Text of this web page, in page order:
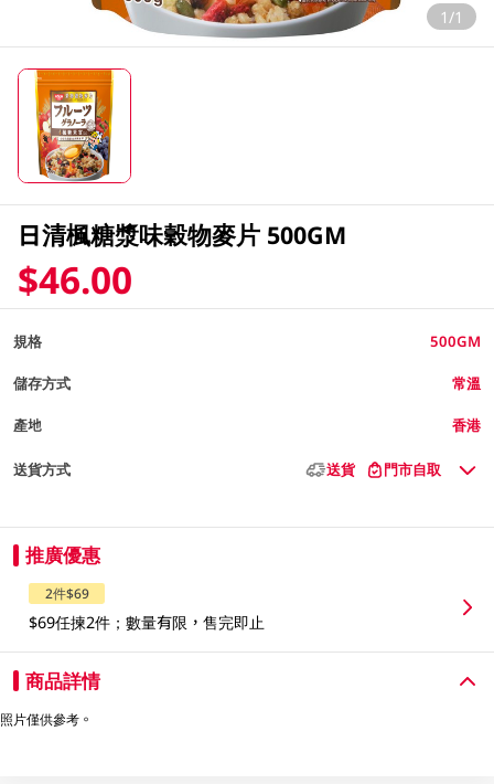
1/1
日清楓糖漿味穀物麥片 500GM
$46.00
規格 500GM
儲存方式 常溫
產地 香港
送貨方式 送貨 門市自取
推廣優惠
2件$69
$69任揀2件；數量有限，售完即止
商品詳情
照片僅供參考。